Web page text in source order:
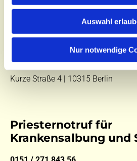
Auswahl
Nur notwendige
Tel.:(030) 643 849 70
Besuchen Sie uns:
Di 10 - 12 Uhr |Mi 9.30 - 12 Uhr |
Kurze Straße 4 | 10315 Berlin
Priesternotruf für
Krankensalbung und